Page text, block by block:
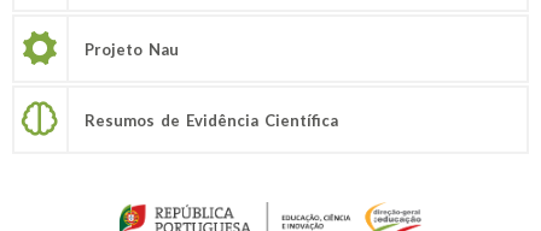
Projeto Nau
Resumos de Evidência Científica